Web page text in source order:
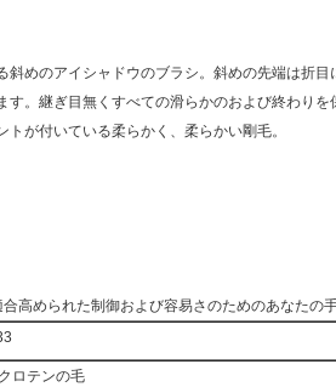
斜めのアイシャドウのブラシ。斜めの先端は折
す。継ぎ目無くすべての滑らかのおよび終わり
が付いている柔らかく、柔らかい剛毛。
高められた制御および容易さのためのあなたの手
ロテンの毛